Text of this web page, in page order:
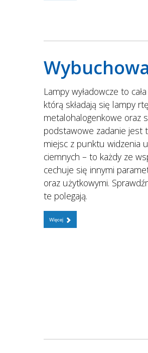
Lampy wyładowcze to
którą składają się lampy
metalohalogenkowe oraz
podstawowe zadanie jest
miejsc z punktu widzenia
ciemnych – to każdy ze
cechuje się innymi
oraz użytkowymi.
te polegają.
Więcej